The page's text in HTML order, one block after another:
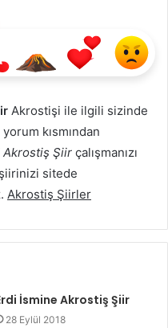
Akrostişi ile ilgili sizinde
kısmından
Akrostiş Şiir çalışmanızı
sitede
Akrostiş Şiirler
İsmine Akrostiş Şiir
28 Eylül 2018